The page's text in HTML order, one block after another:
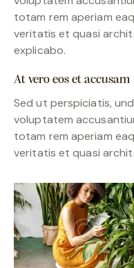
totam rem aperiam
veritatis et quasi
explicabo.
At vero eos et accusam
Sed ut perspiciatis,
voluptatem
totam rem aperiam
veritatis et quasi